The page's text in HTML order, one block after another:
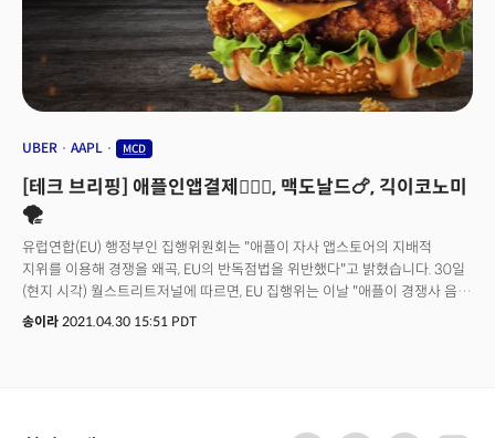
UBER AAPL MCD
[테크 브리핑] 애플인앱결제🙅🏻‍♀️, 맥도날드🍗, 긱이코노미
🌪
유럽연합(EU) 행정부인 집행위원회는 "애플이 자사 앱스토어의 지배적
지위를 이용해 경쟁을 왜곡, EU의 반독점법을 위반했다"고 밝혔습니다. 30일
(현지 시각) 월스트리트저널에 따르면, EU 집행위는 이날 "애플이 경쟁사 음악
스트리밍 앱에 인앱결제(In-App Purchase)를 이용하도록 압박을 가했다"며
송이라 2021.04.30 15:51 PDT